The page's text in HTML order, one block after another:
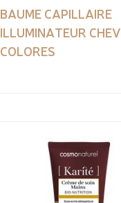
BAUME CAPILLAIRE
ILLUMINATEUR CHEV
COLORES